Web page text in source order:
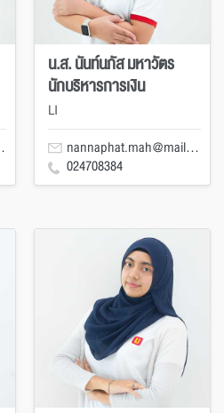
น.ส. นันท์นภัส มหาวัตร
นักบริหารการเงิน
LI
nannaphat.mah@mail.kmutt.ac.th
024708384